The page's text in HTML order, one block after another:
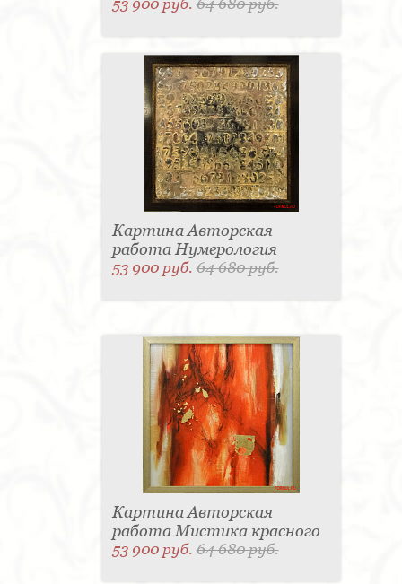
53 900 руб.64 680 руб.
Картина Авторская
работа Нумерология
53 900 руб.64 680 руб.
Картина Авторская
работа Мистика красного
53 900 руб.64 680 руб.